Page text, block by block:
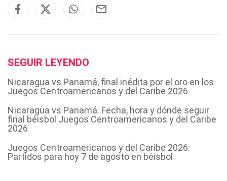
SEGUIR LEYENDO
Nicaragua vs Panamá, final inédita por el oro en los
Juegos Centroamericanos y del Caribe 2026
Nicaragua vs Panamá: Fecha, hora y dónde seguir
final béisbol Juegos Centroamericanos y del Caribe
2026
Juegos Centroamericanos y del Caribe 2026:
Partidos para hoy 7 de agosto en béisbol